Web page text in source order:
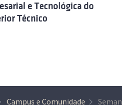
e Tecnológica do
Técnico
Campus e Comunidade